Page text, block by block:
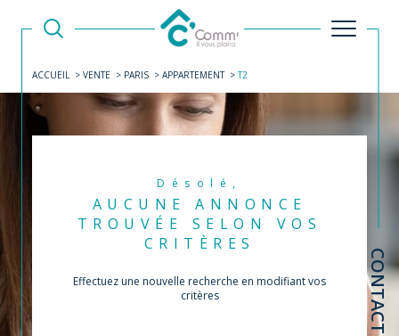
CONTACT
ACCUEIL VENTE PARIS APPARTEMENT T2
Désolé,
AUCUNE ANNONCE
TROUVÉE SELON VOS
CRITÈRES
Effectuez une nouvelle recherche en modifiant vos
critères